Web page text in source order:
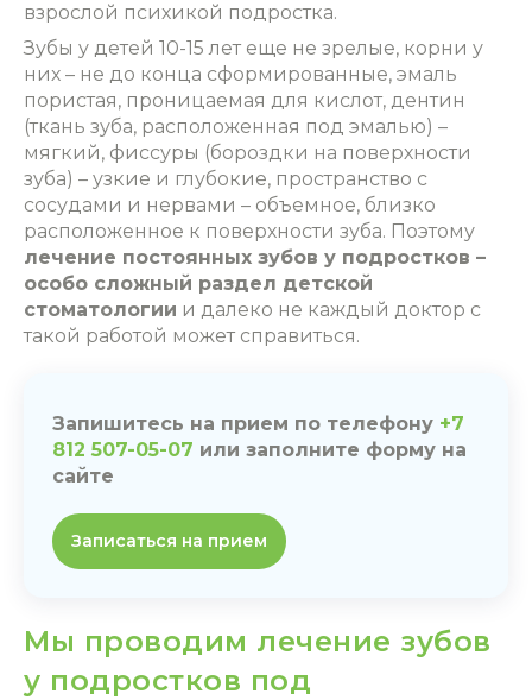
взрослой психикой подростка.
Зубы у детей 10-15 лет еще не зрелые, корни у
них – не до конца сформированные, эмаль
пористая, проницаемая для кислот, дентин
(ткань зуба, расположенная под эмалью) –
мягкий, фиссуры (бороздки на поверхности
зуба) – узкие и глубокие, пространство с
сосудами и нервами – объемное, близко
расположенное к поверхности зуба. Поэтому
лечение постоянных зубов у подростков –
особо сложный раздел детской
стоматологии и далеко не каждый доктор с
такой работой может справиться.
Запишитесь на прием по телефону +7
812 507-05-07 или заполните форму на
сайте
Записаться на прием
Мы проводим лечение зубов
у подростков под